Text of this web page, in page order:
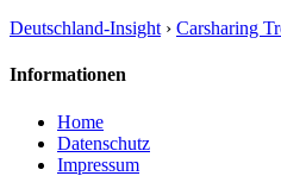
Deutschland-Insight › Carsharing
Informationen
Home
Datenschutz
Impressum